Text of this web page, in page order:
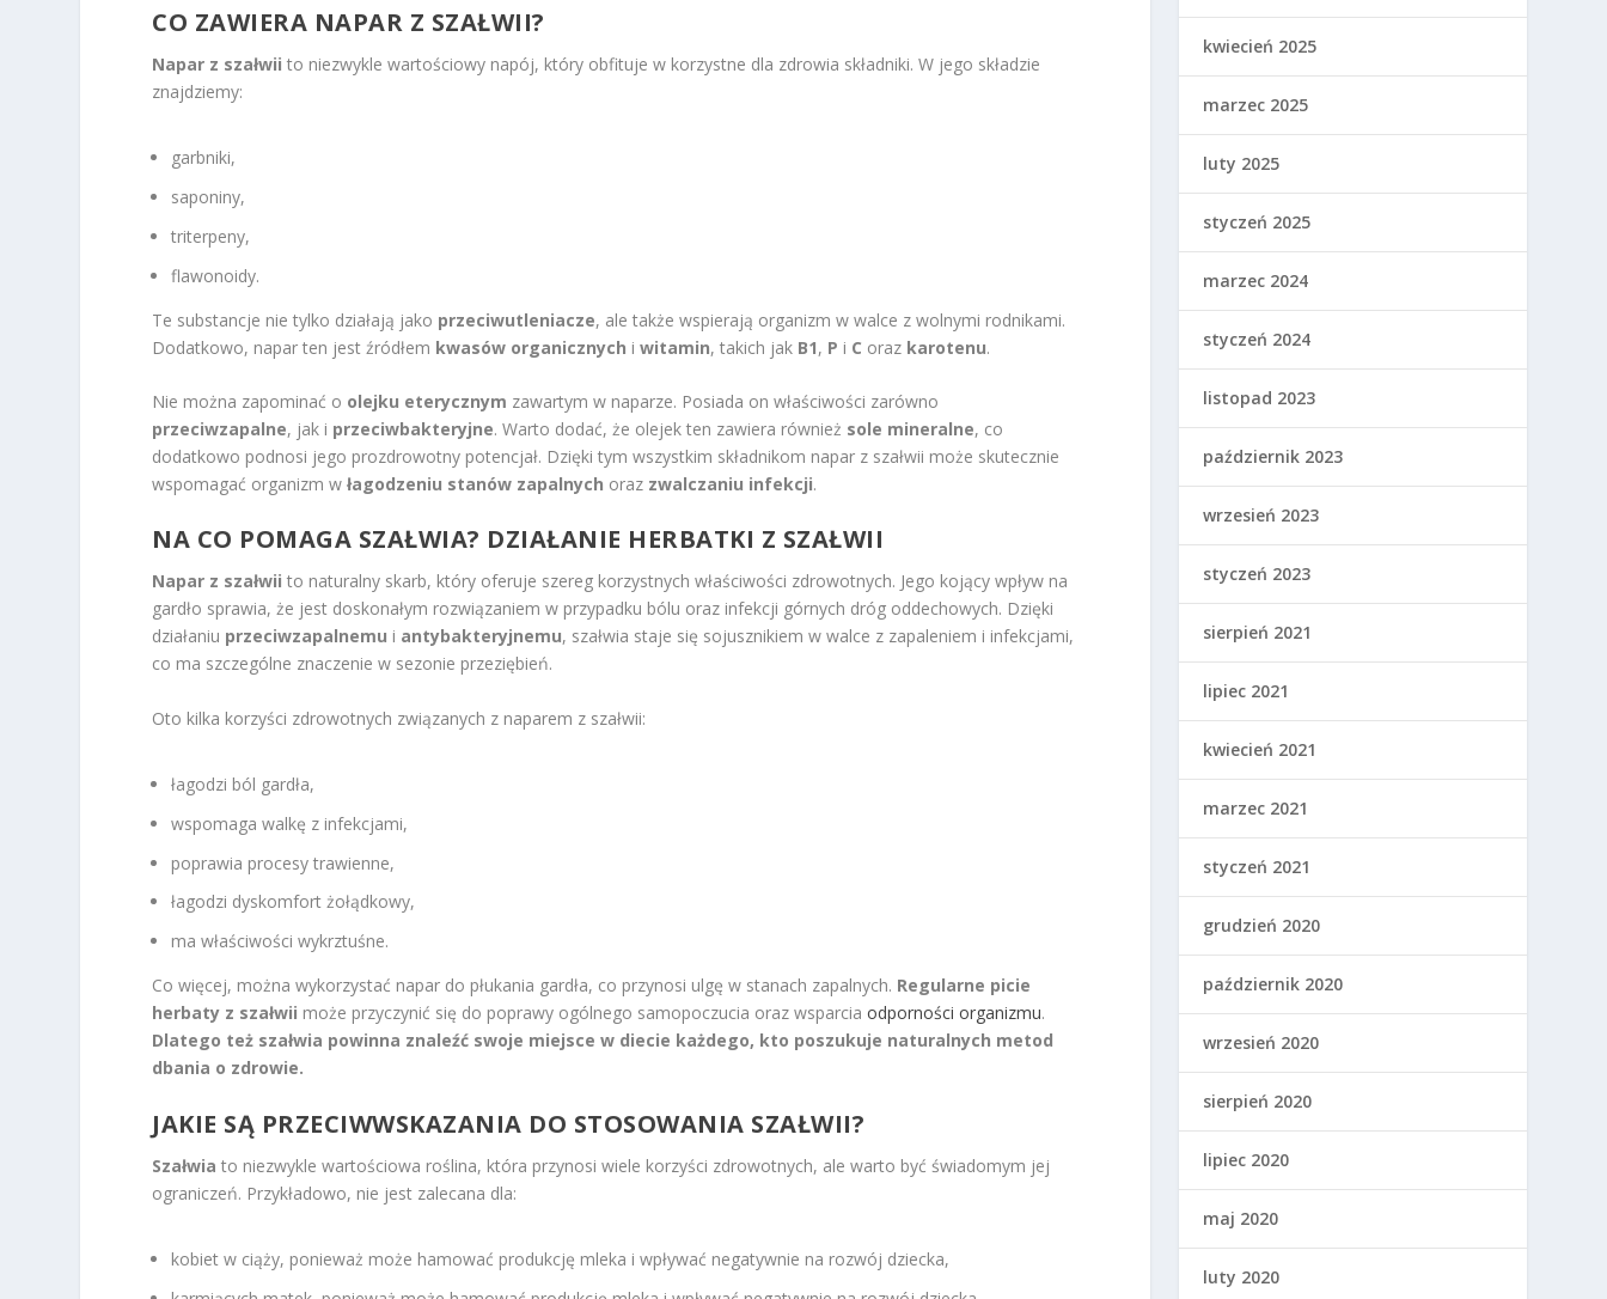
CO ZAWIERA NAPAR Z SZAŁWII?
Napar z szałwii to niezwykle wartościowy napój, który obfituje w korzystne dla zdrowia składniki. W jego składzie
znajdziemy:
garbniki,
saponiny,
triterpeny,
flawonoidy.
Te substancje nie tylko działają jako przeciwutleniacze, ale także wspierają organizm w walce z wolnymi rodnikami.
Dodatkowo, napar ten jest źródłem kwasów organicznych iwitamin, takich jak B1, P i C oraz karotenu.
Nie można zapominać o olejku eterycznym zawartym w naparze. Posiada on właściwości zarówno
przeciwzapalne, jak i przeciwbakteryjne. Warto dodać, że olejek ten zawiera również sole mineralne, co
dodatkowo podnosi jego prozdrowotny potencjał. Dzięki tym wszystkim składnikom napar z szałwii może skutecznie
wspomagać organizm włagodzeniu stanów zapalnych oraz zwalczaniu infekcji.
NA CO POMAGA SZAŁWIA? DZIAŁANIE HERBATKI Z SZAŁWII
Napar z szałwii to naturalny skarb, który oferuje szereg korzystnych właściwości zdrowotnych. Jego kojący wpływ na
gardło sprawia, że jest doskonałym rozwiązaniem w przypadku bólu oraz infekcji górnych dróg oddechowych. Dzięki
działaniu przeciwzapalnemu i antybakteryjnemu, szałwia staje się sojusznikiem w walce z zapaleniem i infekcjami,
co ma szczególne znaczenie w sezonie przeziębień.
Oto kilka korzyści zdrowotnych związanych z naparem z szałwii:
łagodzi ból gardła,
wspomaga walkę z infekcjami,
poprawia procesy trawienne,
łagodzi dyskomfort żołądkowy,
ma właściwości wykrztuśne.
Co więcej, można wykorzystać napar do płukania gardła, co przynosi ulgę w stanach zapalnych. Regularne picie
herbaty z szałwii może przyczynić się do poprawy ogólnego samopoczucia oraz wsparciaodporności organizmu.
Dlatego też szałwia powinna znaleźć swoje miejsce w diecie każdego, kto poszukuje naturalnych metod
dbania o zdrowie.
JAKIE SĄ PRZECIWWSKAZANIA DO STOSOWANIA SZAŁWII?
Szałwia to niezwykle wartościowa roślina, która przynosi wiele korzyści zdrowotnych, ale warto być świadomym jej
ograniczeń. Przykładowo, nie jest zalecana dla:
kobiet w ciąży, ponieważ może hamować produkcję mleka i wpływać negatywnie na rozwój dziecka,
kwiecień 2025
marzec 2025
luty 2025
styczeń 2025
marzec 2024
styczeń 2024
listopad 2023
październik 2023
wrzesień 2023
styczeń 2023
sierpień 2021
lipiec 2021
kwiecień 2021
marzec 2021
styczeń 2021
grudzień 2020
październik 2020
wrzesień 2020
sierpień 2020
lipiec 2020
maj 2020
luty 2020